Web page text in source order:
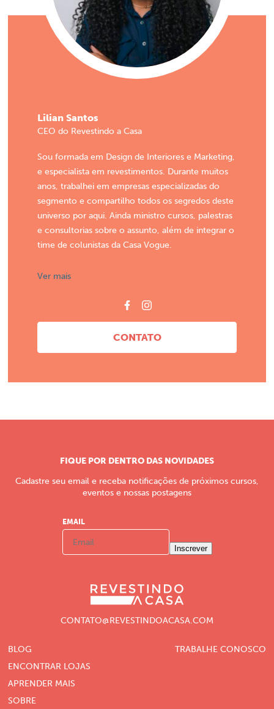
Lilian Santos
CEO do Revestindo a Casa
Sou formada em Design de Interiores e Marketing,
e especialista em revestimentos. Durante muitos
anos, trabalhei em empresas especializadas do
segmento e compartilho todos os segredos deste
universo por aqui. Ainda ministro cursos, palestras
e consultorias sobre o assunto, além de integrar o
time de colunistas da Casa Vogue.
Ver mais
CONTATO
FIQUE POR DENTRO DAS NOVIDADES
Cadastre seu email e receba notificações de próximos cursos,
eventos e nossas postagens
EMAIL
Inscrever
CONTATO@REVESTINDOACASA.COM
BLOG
ENCONTRAR LOJAS
APRENDER MAIS
SOBRE
TRABALHE CONOSCO